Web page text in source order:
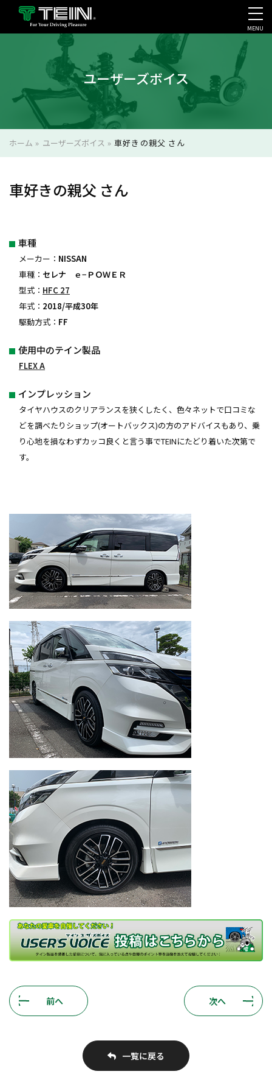
会社案内・採用・IR
MENU
ユーザーズボイス
ホーム » ユーザーズボイス »車好きの親父 さん
車好きの親父 さん
車種
メーカー： NISSAN
車種： セレナ ｅ−ＰＯＷＥＲ
型式： HFC 27
年式： 2018/平成30年
駆動方式： FF
使用中のテイン製品
FLEX A
インプレッション
タイヤハウスのクリアランスを狭くしたく、色々ネットで口コミな
どを調べたりショップ(オートバックス)の方のアドバイスもあり、乗
り心地を損なわずカッコ良くと言う事でTEINにたどり着いた次第で
す。
前へ 次へ
一覧に戻る